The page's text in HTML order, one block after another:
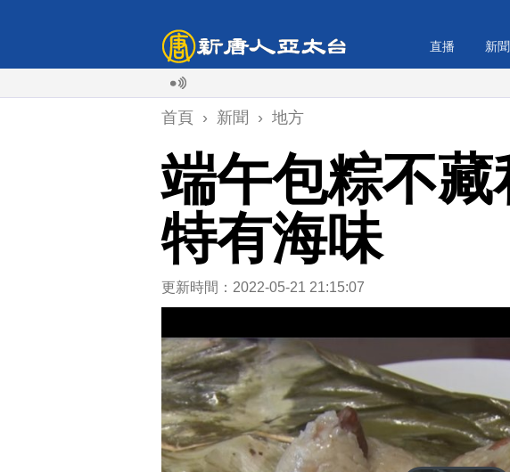
直播 新聞
首頁 › 新聞 › 地方
端午包粽不
特有海味
更新時間：2022-05-21 21:15:07